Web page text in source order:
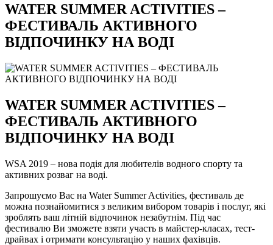
WATER SUMMER ACTIVITIES –
ФЕСТИВАЛЬ АКТИВНОГО
ВІДПОЧИНКУ НА ВОДІ
WATER SUMMER ACTIVITIES –
ФЕСТИВАЛЬ АКТИВНОГО
ВІДПОЧИНКУ НА ВОДІ
WSA 2019 – нова подія для любителів водного спорту та
активних розваг на воді.
Запрошуємо Вас на Water Summer Activities, фестиваль де
можна познайомитися з великим вибором товарів і послуг, які
зроблять ваш літній відпочинок незабутнім. Під час
фестивалю Ви зможете взяти участь в майстер-класах, тест-
драйвах і отримати консультацію у наших фахівців.